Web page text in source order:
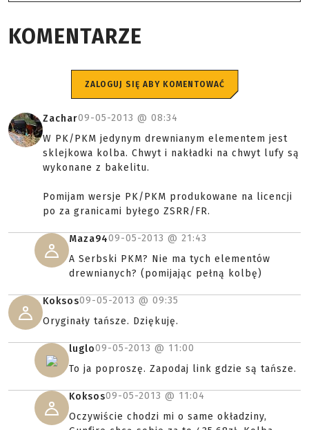
KOMENTARZE
ZALOGUJ SIĘ ABY KOMENTOWAĆ
Zachar09-05-2013 @ 08:34
W PK/PKM jedynym drewnianym elementem jest
sklejkowa kolba. Chwyt i nakładki na chwyt lufy są
wykonane z bakelitu.
Pomijam wersje PK/PKM produkowane na licencji
po za granicami byłego ZSRR/FR.
Maza9409-05-2013 @ 21:43
A Serbski PKM? Nie ma tych elementów
drewnianych? (pomijając pełną kolbę)
Koksos09-05-2013 @ 09:35
Oryginały tańsze. Dziękuję.
luglo09-05-2013 @ 11:00
To ja poproszę. Zapodaj link gdzie są tańsze.
Koksos09-05-2013 @ 11:04
Oczywiście chodzi mi o same okładziny,